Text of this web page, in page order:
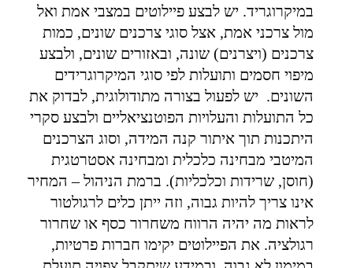
במיקרוגריד. יש לבצע פיילוטים במצבי אמת ואל
מול צרכני אמת, אצל סוגי צרכנים שונים, כמות
צרכנים (ויצרנים) שונה, ובאזורים שונים, ולבצע
מיפוי חסמים ותועלות לפי סוגי המיקרוגרידים
השונים. יש לפעול בצורה מתודולוגית, לבדוק את
כל התועלות והעלויות הפוטנציאליים ולבצע סקרי
היתכנות תוך איתור קנה המידה, וסוג הצרכנים
המיטבי מבחינה כלכלית ומבחינה אסטרטגית
(חוסן, שרידות וכלכליות). ברמת הניהול – המחיר
אינו צריך להיות גבוה, וזה ייתן כלים לרגולטור
לראות מה יהיה הרווח משחרור כסף או שחרור
רגולציה. את הפיילוטים יקימו חברות פרטיות,